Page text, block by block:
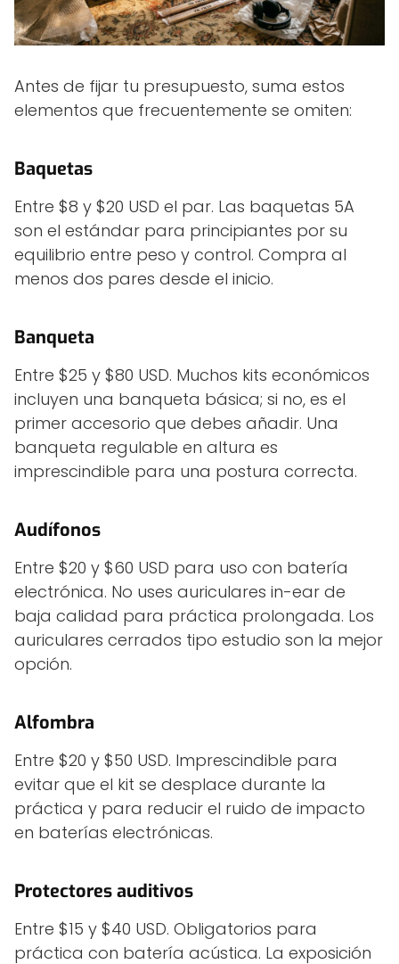
Antes de fijar tu presupuesto, suma estos
elementos que frecuentemente se omiten:
Baquetas
Entre $8 y $20 USD el par. Las baquetas 5A
son el estándar para principiantes por su
equilibrio entre peso y control. Compra al
menos dos pares desde el inicio.
Banqueta
Entre $25 y $80 USD. Muchos kits económicos
incluyen una banqueta básica; si no, es el
primer accesorio que debes añadir. Una
banqueta regulable en altura es
imprescindible para una postura correcta.
Audífonos
Entre $20 y $60 USD para uso con batería
electrónica. No uses auriculares in-ear de
baja calidad para práctica prolongada. Los
auriculares cerrados tipo estudio son la mejor
opción.
Alfombra
Entre $20 y $50 USD. Imprescindible para
evitar que el kit se desplace durante la
práctica y para reducir el ruido de impacto
en baterías electrónicas.
Protectores auditivos
Entre $15 y $40 USD. Obligatorios para
práctica con batería acústica. La exposición